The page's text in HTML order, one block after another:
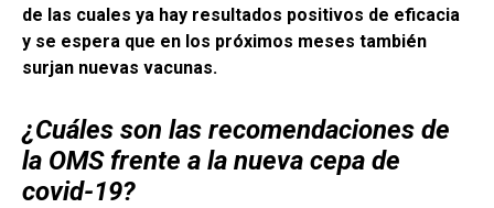
de las cuales ya hay resultados positivos de eficacia
y se espera que en los próximos meses también
surjan nuevas vacunas.
¿Cuáles son las recomendaciones de
la OMS frente a la nueva cepa de
covid-19?